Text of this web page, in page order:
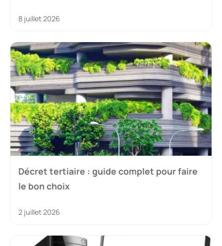
8 juillet 2026
Décret tertiaire : guide complet pour faire
le bon choix
2 juillet 2026